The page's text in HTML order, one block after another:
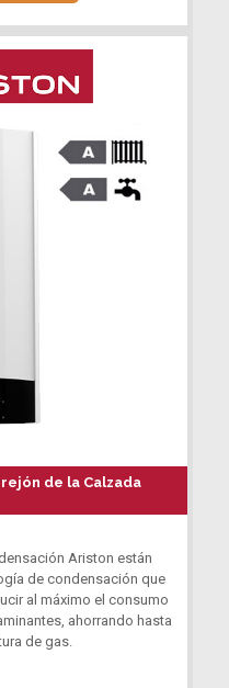
de la Calzada
Ariston están
de condensación que
al máximo el consumo
ahorrando hasta
de gas.